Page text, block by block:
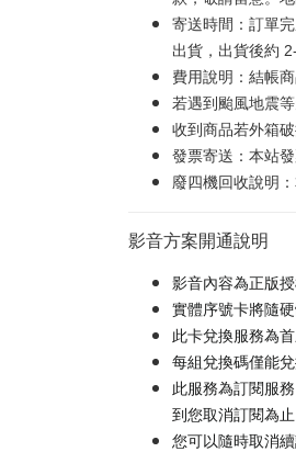
寄送時間：訂單
出貨，出貨後約
費用說明：結帳
若遇到颱風地震
收到商品若外箱
發票寄送：本站
廢四機回收說明
影音方案開通說明
影音內容為正版
實體序號卡將隨
此卡兌換服務為
每組兌換碼僅能
此服務為訂閱服
到您取消訂閱為止
您可以隨時取消